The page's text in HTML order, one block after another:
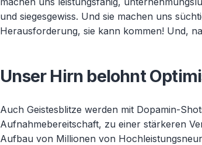
und siegesgewiss. Und sie machen uns
Herausforderung, sie kann kommen! Und,
Unser Hirn belohnt
Auch Geistesblitze werden mit Dopamin-
Aufnahmebereitschaft, zu einer stärkeren
Aufbau von Millionen von